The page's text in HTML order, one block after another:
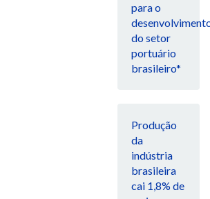
para o
do setor
portuário
brasileiro*
Produção
da
indústria
brasileira
cai 1,8% de